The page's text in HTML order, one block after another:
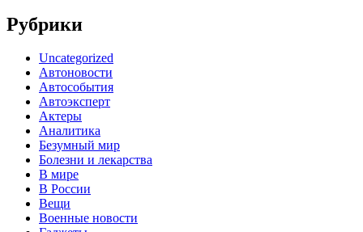
Рубрики
Uncategorized
Автоновости
Автособытия
Автоэксперт
Актеры
Аналитика
Безумный мир
Болезни и лекарства
В мире
В России
Вещи
Военные новости